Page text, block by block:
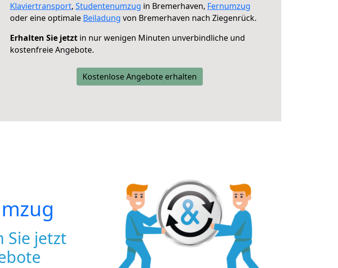
Klaviertransport, Studentenumzug in Bremerhaven, Fernumzug
oder eine optimale Beiladung von Bremerhaven nach Ziegenrück.
Erhalten Sie jetzt in nur wenigen Minuten unverbindliche und
kostenfreie Angebote.
Kostenlose Angebote erhalten
Sie jetzt